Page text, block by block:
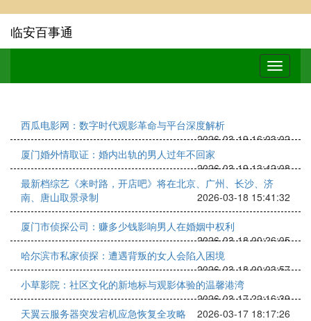
临安百事通
西瓜电影网：数字时代观影革命与平台深度解析
2026-03-19 16:03:02
厦门婚外情取证：婚内出轨的男人过年不回家
2026-03-19 13:42:08
最新档综艺《来时路，开店吧》将在北京、广州、长沙、济
南、唐山取景录制
2026-03-18 15:41:32
厦门市侦探公司：赚多少钱影响男人在婚姻中权利
2026-03-18 00:26:05
哈尔滨市私家侦探：遭遇背叛的女人会陷入困境
2026-03-18 00:03:57
小草影院：社区文化的新地标与观影体验的温馨港湾
2026-03-17 22:16:39
天翼云服务器突发宕机应急恢复全攻略
2026-03-17 18:17:26